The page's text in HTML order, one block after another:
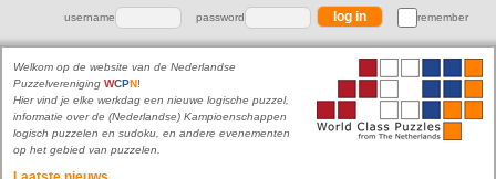
username password remember
Welkom op de website van de Nederlandse
Puzzelvereniging WCPN!
Hier vind je elke werkdag een nieuwe logische puzzel,
informatie over de (Nederlandse) Kampioenschappen
logisch puzzelen en sudoku, en andere evenementen
op het gebied van puzzelen.